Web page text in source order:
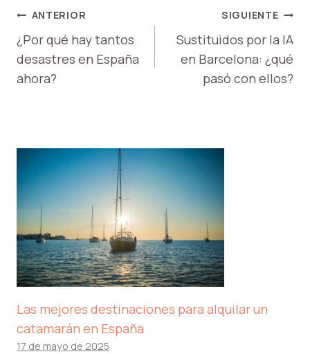
NAVEGACIÓN
DE
ENTRADAS
ANTERIOR
¿Por qué hay tantos
desastres en España
ahora?
SIGUIENTE
Sustituidos por la IA
en Barcelona: ¿qué
pasó con ellos?
Las mejores destinaciones para alquilar un
catamarán en España
17 de mayo de 2025